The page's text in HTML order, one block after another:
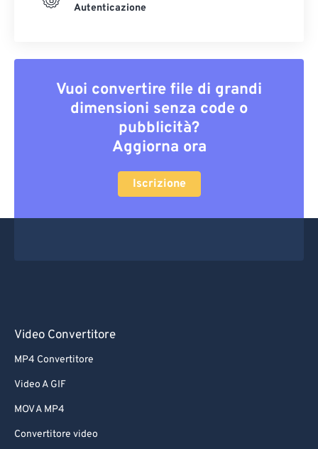
Autenticazione
Vuoi convertire file di grandi
dimensioni senza code o
pubblicità?
Aggiorna ora
Iscrizione
Video Convertitore
MP4 Convertitore
Video A GIF
MOV A MP4
Convertitore video